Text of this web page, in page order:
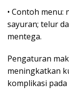
• Contoh menu:
sayuran; telur
mentega.
Pengaturan
meningkatkan
komplikasi